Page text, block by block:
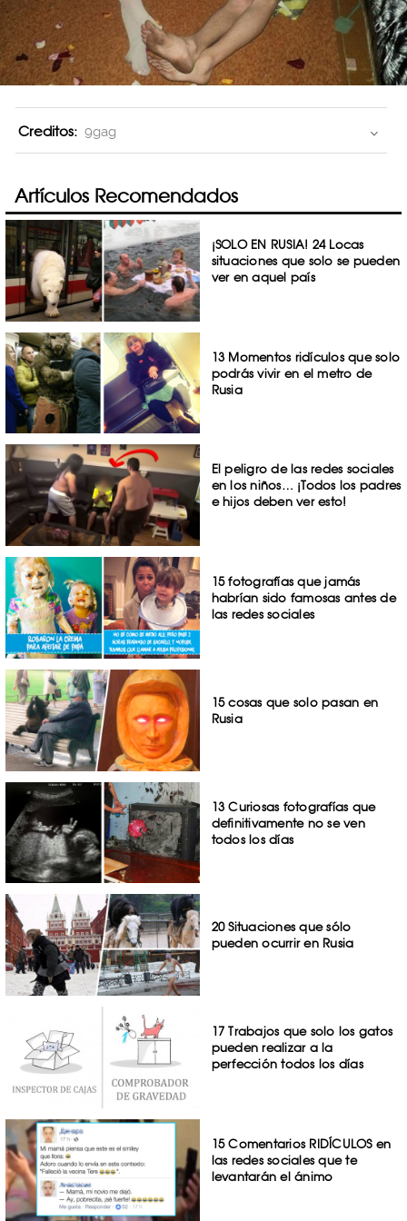
Creditos: 9gag
Artículos Recomendados
¡SOLO EN RUSIA! 24 Locas
situaciones que solo se pueden
ver en aquel país
13 Momentos ridículos que solo
podrás vivir en el metro de
Rusia
El peligro de las redes sociales
en los niños… ¡Todos los padres
e hijos deben ver esto!
15 fotografías que jamás
habrían sido famosas antes de
las redes sociales
15 cosas que solo pasan en
Rusia
13 Curiosas fotografías que
definitivamente no se ven
todos los días
20 Situaciones que sólo
pueden ocurrir en Rusia
17 Trabajos que solo los gatos
pueden realizar a la
perfección todos los días
15 Comentarios RIDÍCULOS en
las redes sociales que te
levantarán el ánimo